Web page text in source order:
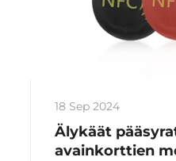
18 Sep 2024
Älykäät
avainkorttien